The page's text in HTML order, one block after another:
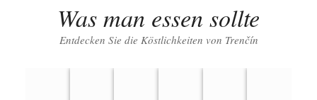
Was man essen sollte
Entdecken Sie die Köstlichkeiten von Trenčín